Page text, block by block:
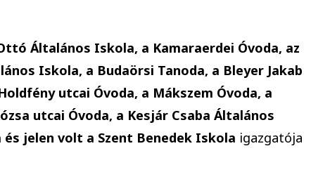
Általános Iskola, a Kamaraerdei Óvoda, az
Iskola, a Budaörsi Tanoda, a Bleyer Jakab
utcai Óvoda, a Mákszem Óvoda, a
utcai Óvoda, a Kesjár Csaba Általános
jelen volt a Szent Benedek Iskola igazgatója